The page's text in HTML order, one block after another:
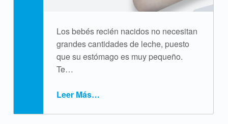
Los bebés recién nacidos no necesitan
grandes cantidades de leche, puesto
que su estómago es muy pequeño.
Te…
Leer Más
“Alimentación de neonatos: la importancia de la lactancia”
…